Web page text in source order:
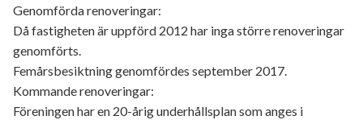
Genomförda renoveringar:
Då fastigheten är uppförd 2012 har inga större renoveringar
genomförts.
Femårsbesiktning genomfördes september 2017.
Kommande renoveringar:
Föreningen har en 20-årig underhållsplan som anges i